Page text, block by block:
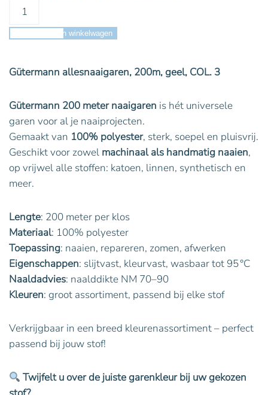
Toevoegen aan winkelwagen
Gütermann allesnaaigaren, 200m, geel, COL. 3
Gütermann 200 meter naaigaren is hét universele
garen voor al je naaiprojecten.
Gemaakt van 100% polyester, sterk, soepel en pluisvrij.
Geschikt voor zowel machinaal als handmatig naaien,
op vrijwel alle stoffen: katoen, linnen, synthetisch en
meer.
Lengte: 200 meter per klos
Materiaal: 100% polyester
Toepassing: naaien, repareren, zomen, afwerken
Eigenschappen: slijtvast, kleurvast, wasbaar tot 95 °C
Naaldadvies: naalddikte NM 70–90
Kleuren: groot assortiment, passend bij elke stof
Verkrijgbaar in een breed kleurenassortiment – perfect
passend bij jouw stof!
Twijfelt u over de juiste garenkleur bij uw gekozen